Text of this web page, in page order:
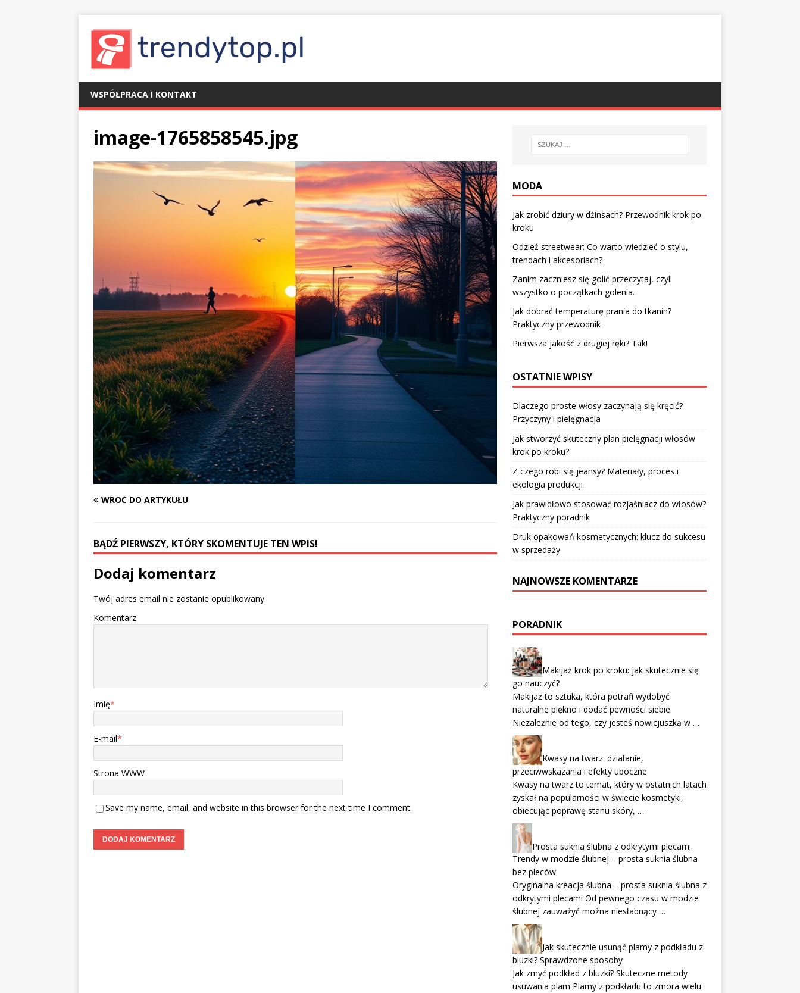
WSPÓŁPRACA I KONTAKT
image-1765858545.jpg
WRÓĆ DO ARTYKUŁU
BĄDŹ PIERWSZY, KTÓRY SKOMENTUJE TEN WPIS!
Dodaj komentarz
Twój adres email nie zostanie opublikowany.
Komentarz
Imię*
E-mail*
Strona WWW
Save my name, email, and website in this browser for the next time I comment.
MODA
Jak zrobić dziury w dżinsach? Przewodnik krok po
kroku
Odzież streetwear: Co warto wiedzieć o stylu,
trendach i akcesoriach?
Zanim zaczniesz się golić przeczytaj, czyli
wszystko o początkach golenia.
Jak dobrać temperaturę prania do tkanin?
Praktyczny przewodnik
Pierwsza jakość z drugiej ręki? Tak!
OSTATNIE WPISY
Dlaczego proste włosy zaczynają się kręcić?
Przyczyny i pielęgnacja
Jak stworzyć skuteczny plan pielęgnacji włosów
krok po kroku?
Z czego robi się jeansy? Materiały, proces i
ekologia produkcji
Jak prawidłowo stosować rozjaśniacz do włosów?
Praktyczny poradnik
Druk opakowań kosmetycznych: klucz do sukcesu
w sprzedaży
NAJNOWSZE KOMENTARZE
PORADNIK
Makijaż krok po kroku: jak skutecznie się
go nauczyć?
Makijaż to sztuka, która potrafi wydobyć
naturalne piękno i dodać pewności siebie.
Niezależnie od tego, czy jesteś nowicjuszką w …
Kwasy na twarz: działanie,
przeciwwskazania i efekty uboczne
Kwasy na twarz to temat, który w ostatnich latach
zyskał na popularności w świecie kosmetyki,
obiecując poprawę stanu skóry, …
Prosta suknia ślubna z odkrytymi plecami.
Trendy w modzie ślubnej – prosta suknia ślubna
bez pleców
Oryginalna kreacja ślubna – prosta suknia ślubna z
odkrytymi plecami Od pewnego czasu w modzie
ślubnej zauważyć można niesłabnący …
Jak skutecznie usunąć plamy z podkładu z
bluzki? Sprawdzone sposoby
Jak zmyć podkład z bluzki? Skuteczne metody
usuwania plam Plamy z podkładu to zmora wielu